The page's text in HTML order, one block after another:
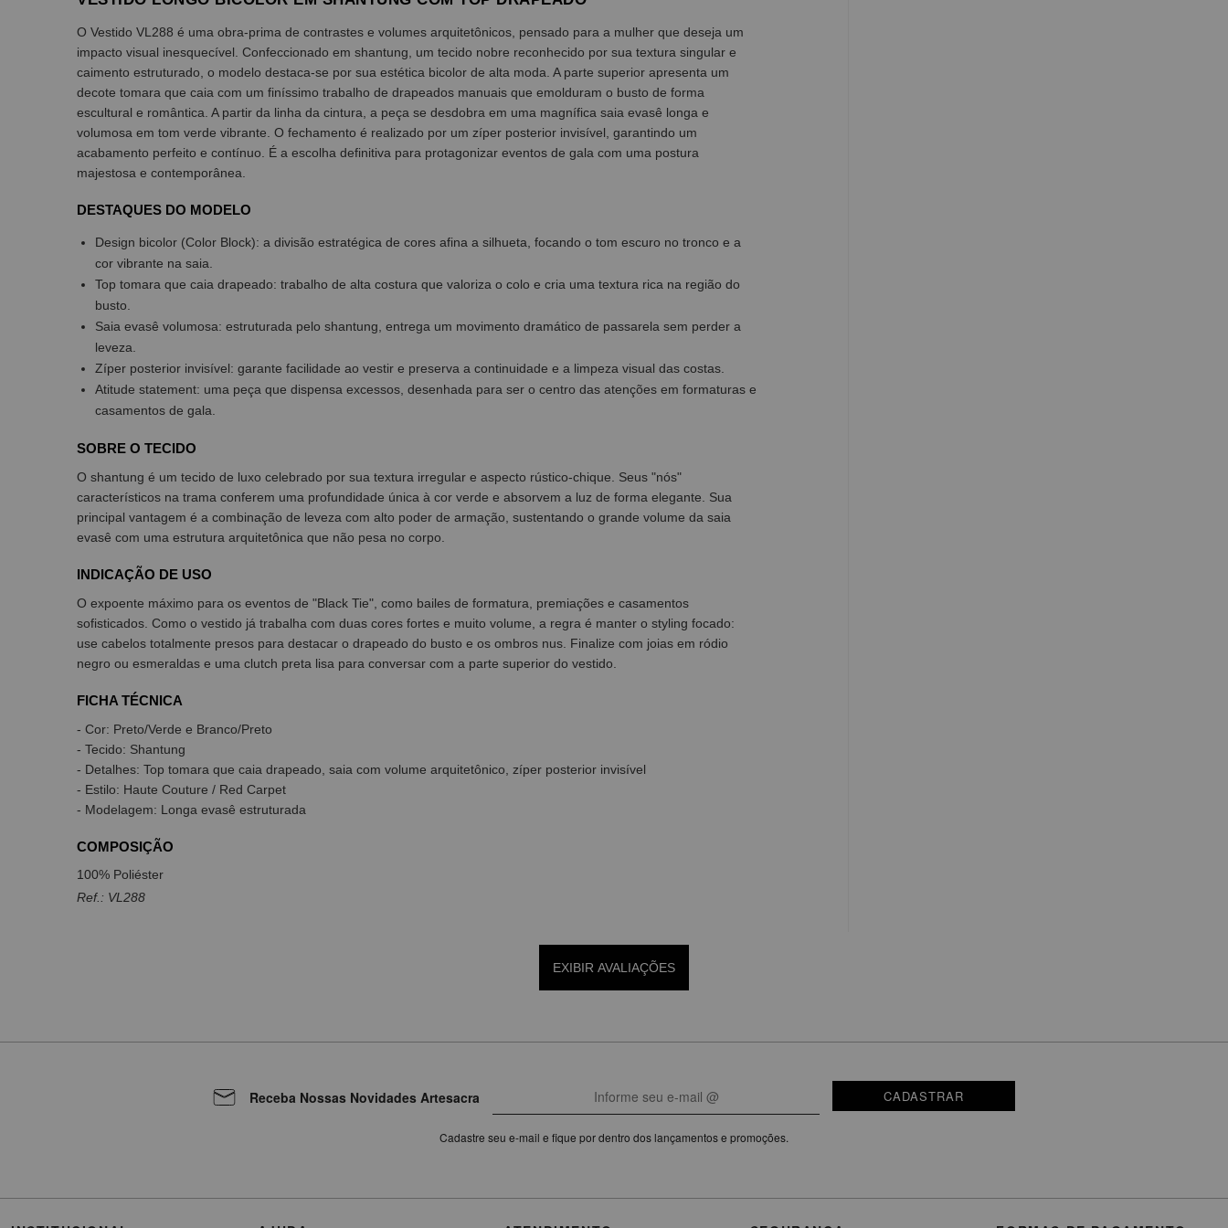
O Vestido VL288 é uma obra-prima de contrastes e volumes arquitetônicos, pensado para a mulher que deseja um
impacto visual inesquecível. Confeccionado em shantung, um tecido nobre reconhecido por sua textura singular e
caimento estruturado, o modelo destaca-se por sua estética bicolor de alta moda. A parte superior apresenta um
decote tomara que caia com um finíssimo trabalho de drapeados manuais que emolduram o busto de forma
escultural e romântica. A partir da linha da cintura, a peça se desdobra em uma magnífica saia evasê longa e
volumosa em tom verde vibrante. O fechamento é realizado por um zíper posterior invisível, garantindo um
acabamento perfeito e contínuo. É a escolha definitiva para protagonizar eventos de gala com uma postura
majestosa e contemporânea.
DESTAQUES DO MODELO
Design bicolor (Color Block): a divisão estratégica de cores afina a silhueta, focando o tom escuro no tronco e a
cor vibrante na saia.
Top tomara que caia drapeado: trabalho de alta costura que valoriza o colo e cria uma textura rica na região do
busto.
Saia evasê volumosa: estruturada pelo shantung, entrega um movimento dramático de passarela sem perder a
leveza.
Zíper posterior invisível: garante facilidade ao vestir e preserva a continuidade e a limpeza visual das costas.
Atitude statement: uma peça que dispensa excessos, desenhada para ser o centro das atenções em formaturas e
casamentos de gala.
SOBRE O TECIDO
O shantung é um tecido de luxo celebrado por sua textura irregular e aspecto rústico-chique. Seus "nós"
característicos na trama conferem uma profundidade única à cor verde e absorvem a luz de forma elegante. Sua
principal vantagem é a combinação de leveza com alto poder de armação, sustentando o grande volume da saia
evasê com uma estrutura arquitetônica que não pesa no corpo.
INDICAÇÃO DE USO
O expoente máximo para os eventos de "Black Tie", como bailes de formatura, premiações e casamentos
sofisticados. Como o vestido já trabalha com duas cores fortes e muito volume, a regra é manter o styling focado:
use cabelos totalmente presos para destacar o drapeado do busto e os ombros nus. Finalize com joias em ródio
negro ou esmeraldas e uma clutch preta lisa para conversar com a parte superior do vestido.
FICHA TÉCNICA
- Cor: Preto/Verde e Branco/Preto
- Tecido: Shantung
- Detalhes: Top tomara que caia drapeado, saia com volume arquitetônico, zíper posterior invisível
- Estilo: Haute Couture / Red Carpet
- Modelagem: Longa evasê estruturada
COMPOSIÇÃO
100% Poliéster
Ref.: VL288
EXIBIR AVALIAÇÕES
Receba Nossas Novidades Artesacra CADASTRAR
Cadastre seu e-mail e fique por dentro dos lançamentos e promoções.